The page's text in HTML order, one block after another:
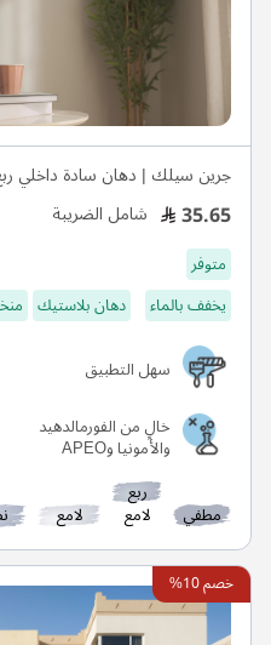
جرين سيلك | دهان سادة داخلي
35.65 شامل الضريبة
متوفر
يخفف بالماء
دهان بلاستيك
سهل التطبيق
خالٍ من الفورمالدهيد
والأمونيا وAPEO
مطفي
ربع
لامع لامع
خصم 10%